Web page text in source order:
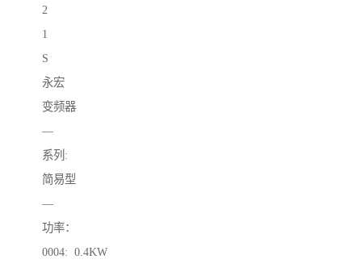
2
1
S
永宏
变频器
—
系列:
简易型
—
功率：
0004: 0.4KW